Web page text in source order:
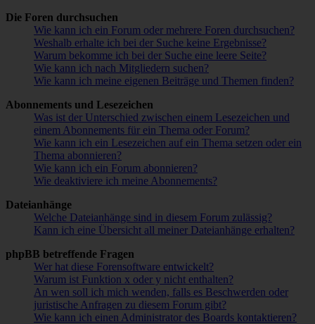
Die Foren durchsuchen
Wie kann ich ein Forum oder mehrere Foren durchsuchen?
Weshalb erhalte ich bei der Suche keine Ergebnisse?
Warum bekomme ich bei der Suche eine leere Seite?
Wie kann ich nach Mitgliedern suchen?
Wie kann ich meine eigenen Beiträge und Themen finden?
Abonnements und Lesezeichen
Was ist der Unterschied zwischen einem Lesezeichen und
einem Abonnements für ein Thema oder Forum?
Wie kann ich ein Lesezeichen auf ein Thema setzen oder ein
Thema abonnieren?
Wie kann ich ein Forum abonnieren?
Wie deaktiviere ich meine Abonnements?
Dateianhänge
Welche Dateianhänge sind in diesem Forum zulässig?
Kann ich eine Übersicht all meiner Dateianhänge erhalten?
phpBB betreffende Fragen
Wer hat diese Forensoftware entwickelt?
Warum ist Funktion x oder y nicht enthalten?
An wen soll ich mich wenden, falls es Beschwerden oder
juristische Anfragen zu diesem Forum gibt?
Wie kann ich einen Administrator des Boards kontaktieren?